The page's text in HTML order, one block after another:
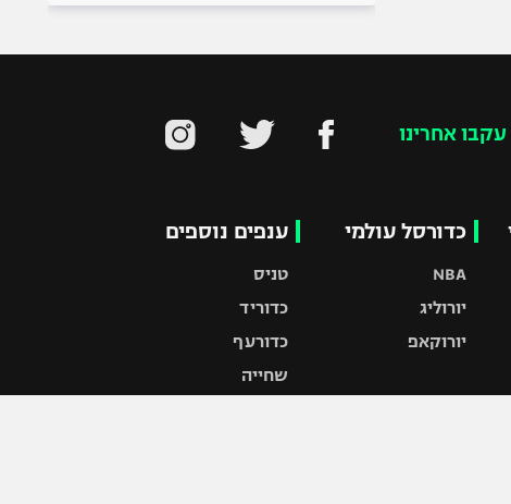
עקבו אחרינו
כדורסל עולמי
NBA
יורוליג
יורוקאפ
ענפים נוספים
טניס
כדוריד
כדורעף
שחייה